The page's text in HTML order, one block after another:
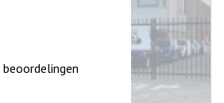
beoordelingen